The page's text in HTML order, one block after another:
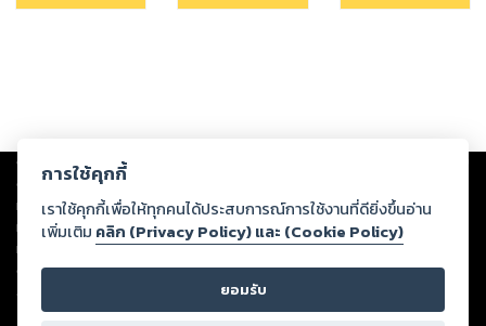
Copyright © 2026
ต่อผลงานหรือเนื้อหาใดที่อัปโหลดผ่านเว็บไซต์และปรากฏว่าละเมิดสิทธิใน
ทรัพย์สินทางปัญญาของบุคคลอื่นหรือขัดต่อกฎหมายและศีลธรรม ดังนั้น ผู้อ่าน
ทุกท่านโปรดใช้วิจารณญาณในการกลั่นกรองด้วยตนเอง และหากท่านพบว่าส่วน
หนึ่งส่วนใดขัดต่อกฎหมายและศีลธรรม กรุณาแจ้งมายังบริษัท เพื่อทีมงานจะได้
ดำเนินการในทันที ทั้งนี้ ทางสตอรี่ล็อกขอสงวนลิขสิทธิ์ตามพระราชบัญญัติ
ลิขสิทธิ์ พ.ศ. 2537 (ฉบับล่าสุด)
การใช้คุกกี้
เราใช้คุกกี้เพื่อให้ทุกคนได้ประสบการณ์การใช้งานที่ดียิ่งขึ้นอ่าน
เพิ่มเติม คลิก (Privacy Policy) และ (Cookie Policy)
ยอมรับ